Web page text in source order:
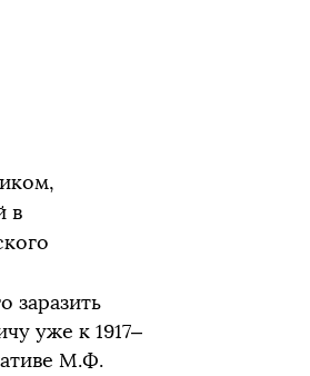
в
заразить
уже к 1917–
М.Ф.